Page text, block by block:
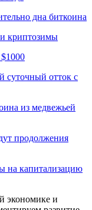
дна биткоина
криптозимы
суточный отток с
из медвежьей
продолжения
на капитализацию
экономике и